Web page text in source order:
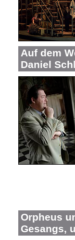
Auf dem
Daniel
Orpheus
Gesangs,